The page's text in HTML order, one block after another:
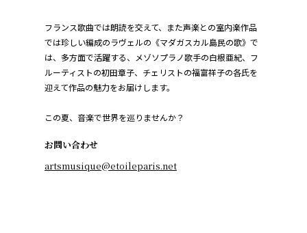
フランス歌曲では朗読を交えて、また声楽との室内楽作品
では珍しい編成のラヴェルの《マダガスカル島民の歌》で
は、多方面で活躍する、メゾソプラノ歌手の白根亜紀、フ
ルーティストの初田章子、チェリストの福富祥子の各氏を
迎えて作品の魅力をお届けします。
この夏、音楽で世界を巡りませんか？
お問い合わせ
artsmusique@etoileparis.net